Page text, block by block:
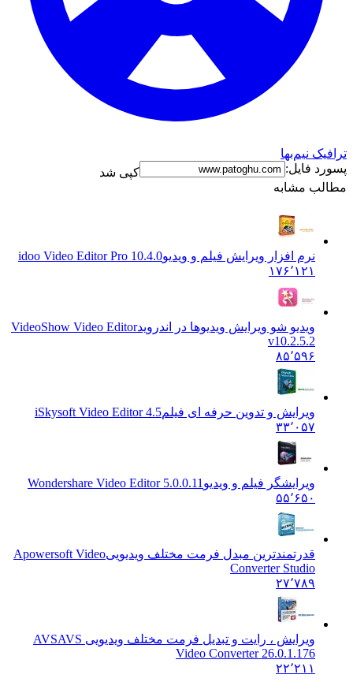
نیم‌بها
فایل:
کپی شد
مشابه
نرم افزار ویرایش فیلم و ویدیو idoo Video Editor Pro 10.4.0
۱۷۶٬۱۲۱
ویدیو شو ویرایش ویدیوها در اندرویدVideoShow Video Editor
v10.2.5.2
۸۵٬۵۹۶
ویرایش و تدوین حرفه ای فیلمiSkysoft Video Editor 4.5
۳۳٬۰۵۷
ویرایشگر فیلم و ویدیو Wondershare Video Editor 5.0.0.11
۵۵٬۶۵۰
قدرتمندترین مبدل فرمت مختلف ویدیوییApowersoft Video
Converter Studio
۲۷٬۷۸۹
ویرایش ، رایت و تبدیل فرمت مختلف ویدیویی AVSAVS
Video Converter 26.0.1.176
۲۲٬۲۱۱